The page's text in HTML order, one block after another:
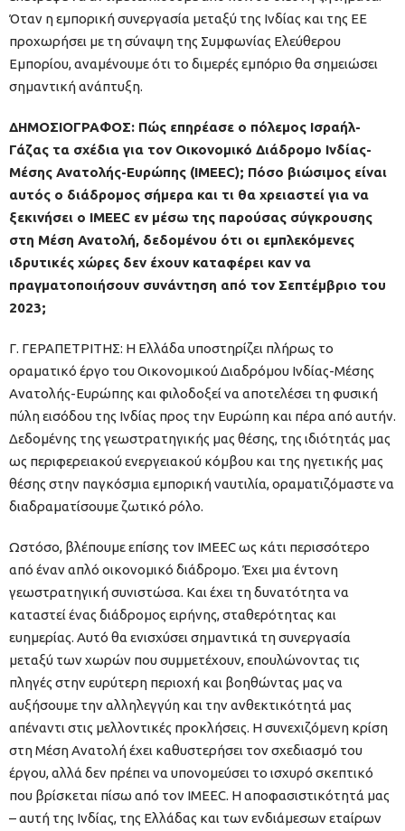
Όταν η εμπορική συνεργασία μεταξύ της Ινδίας και της ΕΕ
προχωρήσει με τη σύναψη της Συμφωνίας Ελεύθερου
Εμπορίου, αναμένουμε ότι το διμερές εμπόριο θα σημειώσει
σημαντική ανάπτυξη.
ΔΗΜΟΣΙΟΓΡΑΦΟΣ: Πώς επηρέασε ο πόλεμος Ισραήλ-
Γάζας τα σχέδια για τον Οικονομικό Διάδρομο Ινδίας-
Μέσης Ανατολής-Ευρώπης (IMEEC); Πόσο βιώσιμος είναι
αυτός ο διάδρομος σήμερα και τι θα χρειαστεί για να
ξεκινήσει ο IMEEC εν μέσω της παρούσας σύγκρουσης
στη Μέση Ανατολή, δεδομένου ότι οι εμπλεκόμενες
ιδρυτικές χώρες δεν έχουν καταφέρει καν να
πραγματοποιήσουν συνάντηση από τον Σεπτέμβριο του
2023;
Γ. ΓΕΡΑΠΕΤΡΙΤΗΣ: Η Ελλάδα υποστηρίζει πλήρως το
οραματικό έργο του Οικονομικού Διαδρόμου Ινδίας-Μέσης
Ανατολής-Ευρώπης και φιλοδοξεί να αποτελέσει τη φυσική
πύλη εισόδου της Ινδίας προς την Ευρώπη και πέρα ​​από αυτήν.
Δεδομένης της γεωστρατηγικής μας θέσης, της ιδιότητάς μας
ως περιφερειακού ενεργειακού κόμβου και της ηγετικής μας
θέσης στην παγκόσμια εμπορική ναυτιλία, οραματιζόμαστε να
διαδραματίσουμε ζωτικό ρόλο.
Ωστόσο, βλέπουμε επίσης τον IMEEC ως κάτι περισσότερο
από έναν απλό οικονομικό διάδρομο. Έχει μια έντονη
γεωστρατηγική συνιστώσα. Και έχει τη δυνατότητα να
καταστεί ένας διάδρομος ειρήνης, σταθερότητας και
ευημερίας. Αυτό θα ενισχύσει σημαντικά τη συνεργασία
μεταξύ των χωρών που συμμετέχουν, επουλώνοντας τις
πληγές στην ευρύτερη περιοχή και βοηθώντας μας να
αυξήσουμε την αλληλεγγύη και την ανθεκτικότητά μας
απέναντι στις μελλοντικές προκλήσεις. Η συνεχιζόμενη κρίση
στη Μέση Ανατολή έχει καθυστερήσει τον σχεδιασμό του
έργου, αλλά δεν πρέπει να υπονομεύσει το ισχυρό σκεπτικό
που βρίσκεται πίσω από τον IMEEC. Η αποφασιστικότητά μας
– αυτή της Ινδίας, της Ελλάδας και των ενδιάμεσων εταίρων